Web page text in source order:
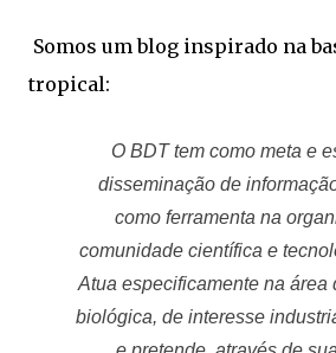
Somos um blog inspirado na
tropical:
O BDT tem como meta e
disseminação de
como ferramenta na
comunidade científica e
Atua especificamente na área
biológica, de interesse